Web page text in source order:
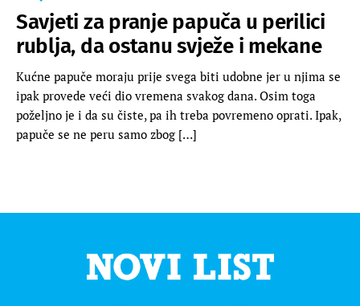
Savjeti za pranje papuča u perilici
rublja, da ostanu svježe i mekane
Kućne papuče moraju prije svega biti udobne jer u njima se
ipak provede veći dio vremena svakog dana. Osim toga
poželjno je i da su čiste, pa ih treba povremeno oprati. Ipak,
papuče se ne peru samo zbog […]